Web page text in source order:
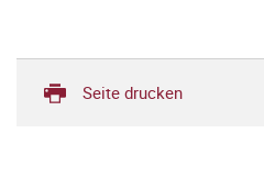
Seite drucken